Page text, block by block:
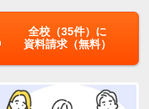
全校（35件）に
資料請求（無料）